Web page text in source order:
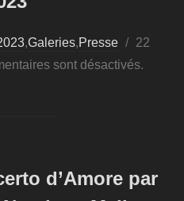
,Galeries,Presse
Publié
le
22
sont désactivés.
d’Amore par